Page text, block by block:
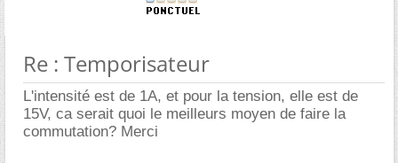
Re : Temporisateur
L'intensité est de 1A, et pour la tension, elle est de
15V, ca serait quoi le meilleurs moyen de faire la
commutation? Merci